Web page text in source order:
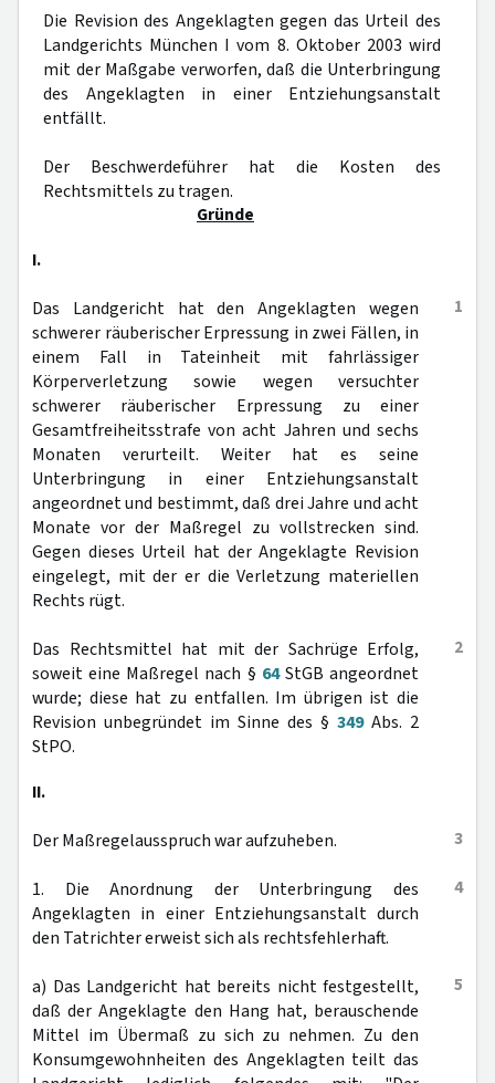
Die Revision des Angeklagten gegen das Urteil des
Landgerichts München I vom 8. Oktober 2003 wird
mit der Maßgabe verworfen, daß die Unterbringung
des Angeklagten in einer Entziehungsanstalt
entfällt.
Der Beschwerdeführer hat die Kosten des
Rechtsmittels zu tragen.
Gründe
I.
1
Das Landgericht hat den Angeklagten wegen
schwerer räuberischer Erpressung in zwei Fällen, in
einem Fall in Tateinheit mit fahrlässiger
Körperverletzung sowie wegen versuchter
schwerer räuberischer Erpressung zu einer
Gesamtfreiheitsstrafe von acht Jahren und sechs
Monaten verurteilt. Weiter hat es seine
Unterbringung in einer Entziehungsanstalt
angeordnet und bestimmt, daß drei Jahre und acht
Monate vor der Maßregel zu vollstrecken sind.
Gegen dieses Urteil hat der Angeklagte Revision
eingelegt, mit der er die Verletzung materiellen
Rechts rügt.
2
Das Rechtsmittel hat mit der Sachrüge Erfolg,
soweit eine Maßregel nach § 64StGB angeordnet
wurde; diese hat zu entfallen. Im übrigen ist die
Revision unbegründet im Sinne des § 349Abs. 2
StPO.
II.
3
Der Maßregelausspruch war aufzuheben.
4
1. Die Anordnung der Unterbringung des
Angeklagten in einer Entziehungsanstalt durch
den Tatrichter erweist sich als rechtsfehlerhaft.
5
a) Das Landgericht hat bereits nicht festgestellt,
daß der Angeklagte den Hang hat, berauschende
Mittel im Übermaß zu sich zu nehmen. Zu den
Konsumgewohnheiten des Angeklagten teilt das